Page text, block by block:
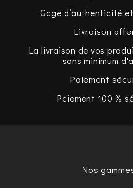
Gage d’authenticité
Livraison
La livraison de vos
sans minimum
Paiement
Paiement 100 %
Nos